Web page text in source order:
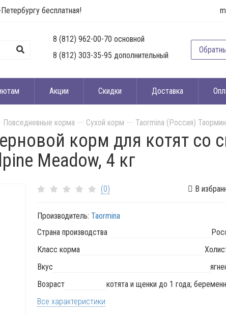
бесплатная!
8 (812) 962-00-70 основной
8 (812) 303-35-95 дополнительный
Акции Скидки Доставка
Повседневные корма Сухой корм Taormina (Россия)
корм для котят cо
Meadow, 4 кг
(0) В
Производитель:Taormina
Страна производства
Класс корма
Вкус
Возраст
котята и щенки до 1 года;
Все характеристики